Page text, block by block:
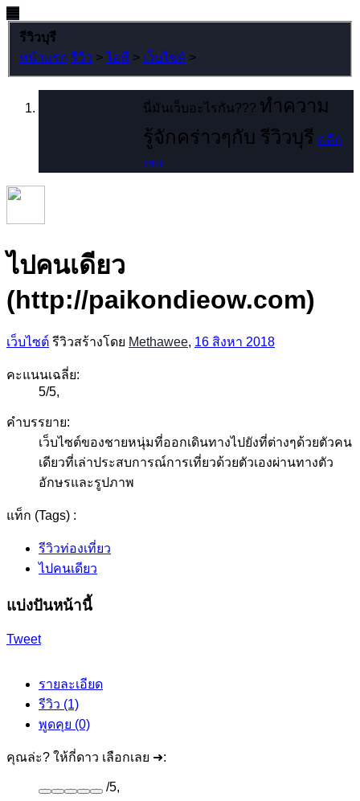
รีวิวบุรี
หน้าแรก รีวิว > ไอที > เว็บไซต์ >
นี่มันเว็บอะไรกัน??? ทำความ
รู้จักคร่าวๆกับ รีวิวบุรี คลิก
เลย
ไปคนเดียว
(http://paikondieow.com)
เว็บไซต์ รีวิวสร้างโดย Methawee, 16 สิงหา 2018
คะแนนเฉลี่ย:
5/5,
คำบรรยาย:
เว็บไซต์ของชายหนุ่มที่ออกเดินทางไปยังที่ต่างๆด้วยตัวคน
เดียวที่เล่าประสบการณ์การเที่ยวด้วยตัวเองผ่านทางตัว
อักษรและรูปภาพ
แท็ก (Tags) :
รีวิวท่องเที่ยว
ไปคนเดียว
แบ่งปันหน้านี้
Tweet
รายละเอียด
รีวิว (1)
พูดคุย (0)
คุณล่ะ? ให้กี่ดาว เลือกเลย ➜:
/5,